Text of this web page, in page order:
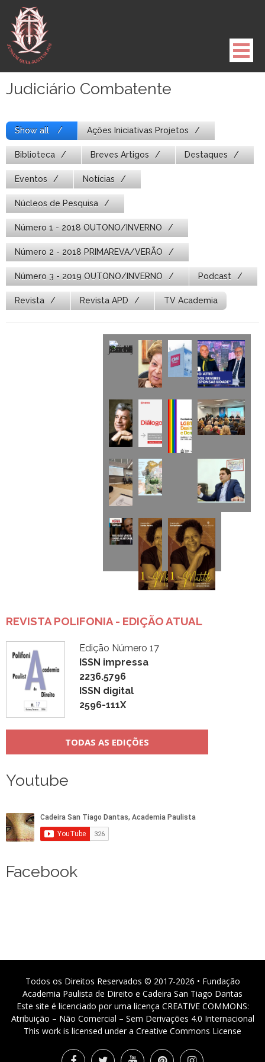
para
conteúdo
Judiciário Combatente
Show all Ações Iniciativas Projetos
Biblioteca Breves Artigos Destaques
Eventos Notícias
Núcleos de Pesquisa
Número 1 - 2018 OUTONO/INVERNO
Número 2 - 2018 PRIMAREVA/VERÃO
Número 3 - 2019 OUTONO/INVERNO Podcast
Revista Revista APD TV Academia
REVISTA POLIFONIA - EDIÇÃO ATUAL
Edição Número 17
ISSN impressa
2236.5796
ISSN digital
2596-111X
TODAS AS EDIÇÕES
Youtube
Facebook
Todos os Direitos Reservados © 2017-2026 • Fundação
Academia Paulista de Direito e Cadeira San Tiago Dantas
Este site é licenciado por uma licença CREATIVE COMMONS:
Atribuição – Não Comercial – Sem Derivações 4.0 Internacional
This work is licensed under a Creative Commons License